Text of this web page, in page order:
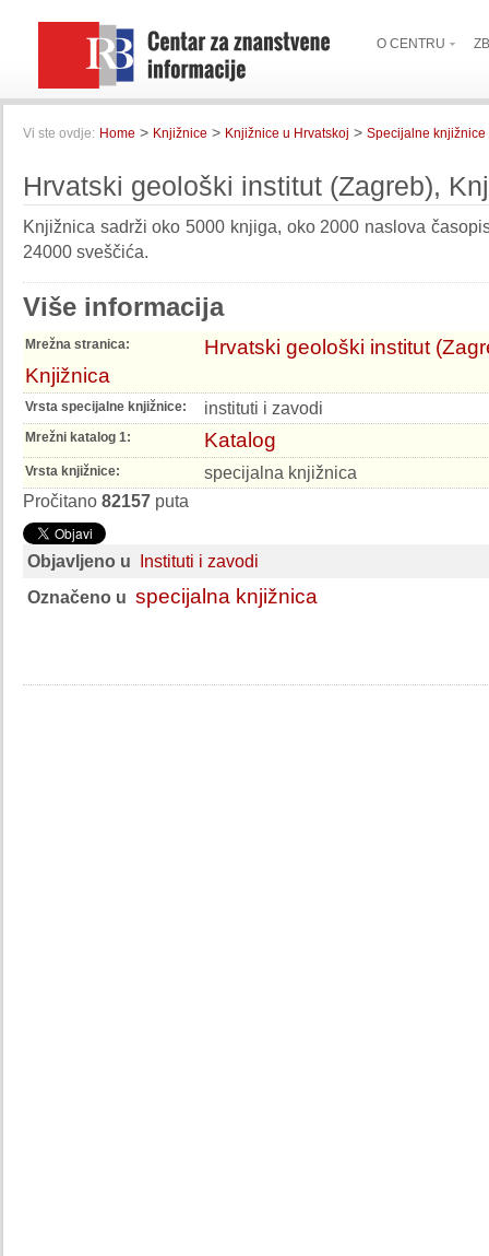
O CENTRU
Vi ste ovdje: Home > Knjižnice > Knjižnice u Hrvatskoj > Specijalne knjižnice
Hrvatski geološki institut (Zagreb),
Knjižnica sadrži oko 5000 knjiga, oko 2000 naslova
24000 sveščića.
Više informacija
Mrežna stranica:
Hrvatski geološki institut
Knjižnica
Vrsta specijalne knjižnice: instituti i zavodi
Mrežni katalog 1: Katalog
Vrsta knjižnice:
specijalna knjižnica
Pročitano 82157 puta
Objavljeno u Instituti i zavodi
Označeno u specijalna knjižnica